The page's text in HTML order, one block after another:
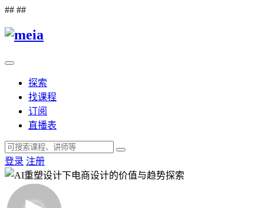
## ##
探索
找课程
订阅
直播表
登录 注册